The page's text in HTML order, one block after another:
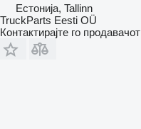
Естонија, Tallinn
TruckParts Eesti OÜ
Контактирајте го продавачот